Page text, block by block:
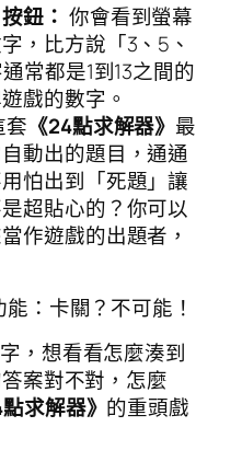
鈕： 你會看到螢幕
，比方說「3、5、
常都是1到13之間的
戲的數字。
套 《24點求解器》最
動出的題目，通通
怕出到「死題」讓
超貼心的？你可以
作遊戲的出題者，
：卡關？不可能！
，想看看怎麼湊到
案對不對，怎麼
點求解器》 的重頭戲